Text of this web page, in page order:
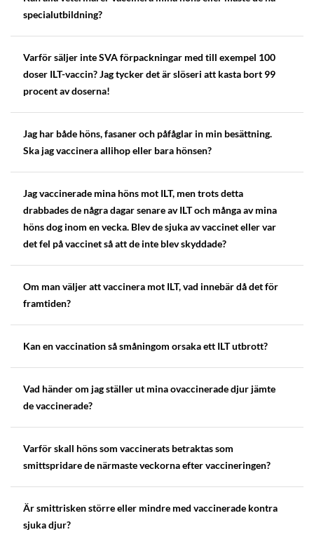
specialutbildning?
Varför säljer inte SVA förpackningar med till exempel 100
doser ILT-vaccin? Jag tycker det är slöseri att kasta bort 99
procent av doserna!
Jag har både höns, fasaner och påfåglar in min besättning.
Ska jag vaccinera allihop eller bara hönsen?
Jag vaccinerade mina höns mot ILT, men trots detta
drabbades de några dagar senare av ILT och många av mina
höns dog inom en vecka. Blev de sjuka av vaccinet eller var
det fel på vaccinet så att de inte blev skyddade?
Om man väljer att vaccinera mot ILT, vad innebär då det för
framtiden?
Kan en vaccination så småningom orsaka ett ILT utbrott?
Vad händer om jag ställer ut mina ovaccinerade djur jämte
de vaccinerade?
Varför skall höns som vaccinerats betraktas som
smittspridare de närmaste veckorna efter vaccineringen?
Är smittrisken större eller mindre med vaccinerade kontra
sjuka djur?